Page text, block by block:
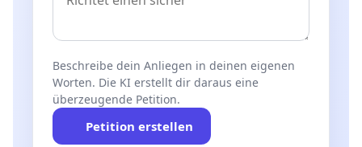
Beschreibe dein Anliegen in deinen eigenen
Worten. Die KI erstellt dir daraus eine
überzeugende Petition.
Petition erstellen